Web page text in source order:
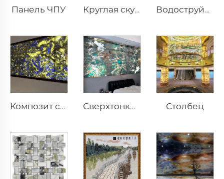
Панель ЧПУ Круглая скульптура Водоструйная медальон
Композит со стеклом Сверхтонкий камень Столбец